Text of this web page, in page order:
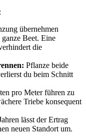
übernehmen
Beet. Eine
die
Pflanze beide
du beim Schnitt
pro Meter führen zu
Triebe konsequent
lässt der Ertrag
neuen Standort um.